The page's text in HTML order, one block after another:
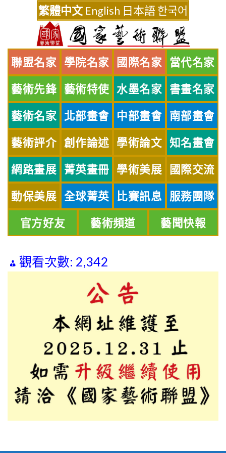
繁體中文 English 日本語한국어
聯盟名家 學院名家 國際名家 當代名家
藝術先鋒 藝術特使 水墨名家 書畫名家
藝術名家 北部畫會 中部畫會 南部畫會
藝術評介 創作論述 學術論文 知名畫會
網路畫展 菁英畫冊 學術美展 國際交流
動保美展 全球菁英 比賽訊息 服務團隊
官方好友 藝術頻道 藝聞快報
觀看次數: 2,342